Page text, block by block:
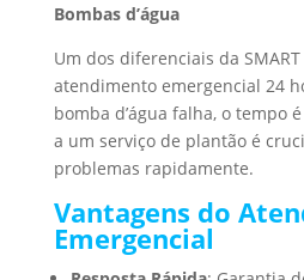
Bombas d’água
Um dos diferenciais da SMART
atendimento emergencial 24
bomba d’água falha, o tempo
a um serviço de plantão é
problemas rapidamente.
Vantagens do
Emergencial